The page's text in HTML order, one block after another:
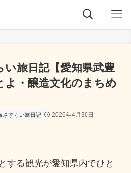
い旅日記【愛知県武豊
よ・醸造文化のまちめ
さすらい旅日記 2026年4月30日
する観光が愛知県内でひと